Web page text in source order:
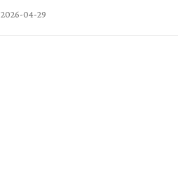
2026-04-29